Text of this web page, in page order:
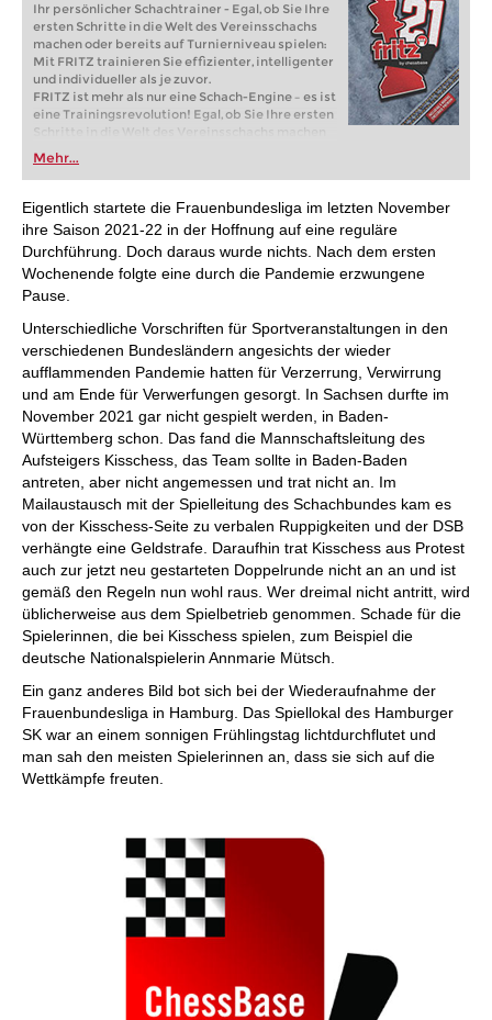
Ihr persönlicher Schachtrainer - Egal, ob Sie Ihre
ersten Schritte in die Welt des Vereinsschachs
machen oder bereits auf Turnierniveau spielen:
Mit FRITZ trainieren Sie effizienter, intelligenter
und individueller als je zuvor.
FRITZ ist mehr als nur eine Schach-Engine – es ist
eine Trainingsrevolution! Egal, ob Sie Ihre ersten
Schritte in die Welt des Vereinsschachs machen
oder bereits auf Turnierniveau spielen: Mit
FRITZ trainieren Sie effizienter, intelligenter und
individueller als je zuvor.
Mehr...
Eigentlich startete die Frauenbundesliga im letzten November
ihre Saison 2021-22 in der Hoffnung auf eine reguläre
Durchführung. Doch daraus wurde nichts. Nach dem ersten
Wochenende folgte eine durch die Pandemie erzwungene
Pause.
Unterschiedliche Vorschriften für Sportveranstaltungen in den
verschiedenen Bundesländern angesichts der wieder
aufflammenden Pandemie hatten für Verzerrung, Verwirrung
und am Ende für Verwerfungen gesorgt. In Sachsen durfte im
November 2021 gar nicht gespielt werden, in Baden-
Württemberg schon. Das fand die Mannschaftsleitung des
Aufsteigers Kisschess, das Team sollte in Baden-Baden
antreten, aber nicht angemessen und trat nicht an. Im
Mailaustausch mit der Spielleitung des Schachbundes kam es
von der Kisschess-Seite zu verbalen Ruppigkeiten und der DSB
verhängte eine Geldstrafe. Daraufhin trat Kisschess aus Protest
auch zur jetzt neu gestarteten Doppelrunde nicht an an und ist
gemäß den Regeln nun wohl raus. Wer dreimal nicht antritt, wird
üblicherweise aus dem Spielbetrieb genommen. Schade für die
Spielerinnen, die bei Kisschess spielen, zum Beispiel die
deutsche Nationalspielerin Annmarie Mütsch.
Ein ganz anderes Bild bot sich bei der Wiederaufnahme der
Frauenbundesliga in Hamburg. Das Spiellokal des Hamburger
SK war an einem sonnigen Frühlingstag lichtdurchflutet und
man sah den meisten Spielerinnen an, dass sie sich auf die
Wettkämpfe freuten.